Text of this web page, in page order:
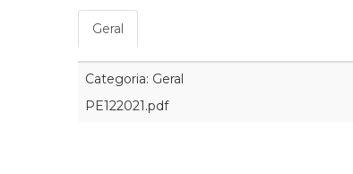
Geral
Categoria: Geral
PE122021.pdf